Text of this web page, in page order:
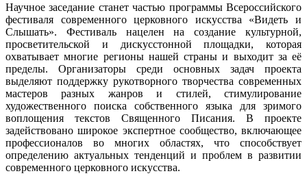
Научное заседание станет частью программы Всероссийского
фестиваля современного церковного искусства «Видеть и
Слышать». Фестиваль нацелен на создание культурной,
просветительской и дискусстонной площадки, которая
охватывает многие регионы нашей страны и выходит за её
пределы. Организаторы среди основных задач проекта
выделяют поддержку рукотворного творчества современных
мастеров разных жанров и стилей, стимулирование
художественного поиска собственного языка для зримого
воплощения текстов Священного Писания. В проекте
задействовано широкое экспертное сообщество, включающее
профессионалов во многих областях, что способствует
определению актуальных тенденций и проблем в развитии
современного церковного искусства.